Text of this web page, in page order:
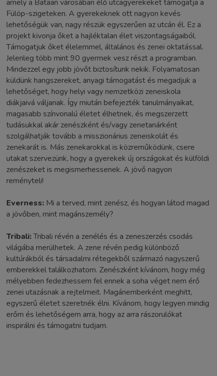
amely a Bataan városában élő utcagyerekeket támogatja a
Fülöp-szigeteken. A gyerekeknek ott nagyon kevés
lehetőségük van, nagy részük egyszerűen az utcán él. Ez a
projekt kivonja őket a hajléktalan élet viszontagságaiból.
Támogatjuk őket élelemmel, általános és zenei oktatással.
Jelenleg több mint 90 gyermek vesz részt a programban.
Mindezzel egy jobb jövőt biztosítunk nekik. Folyamatosan
küldünk hangszereket, anyagi támogatást és megadjuk a
lehetőséget, hogy helyi vagy nemzetközi zeneiskola
diákjaivá váljanak. Így miután befejezték tanulmányaikat,
magasabb színvonalú életet élhetnek, és megszerzett
tudásukkal akár zenészként és/vagy zenetanárként
szolgálhatják tovább a misszionárius zeneiskolát és
zenekarát is. Más zenekarokkal is közreműködünk, csere
utakat szervezünk, hogy a gyerekek új országokat és külföldi
zenészeket is megismerhessenek. A jövő nagyon
reményteli!
Everness: Mi a terved, mint zenész, és hogyan látod magad
a jövőben, mint magánszemély?
Tribali:Tribali révén a zenélés és a zeneszerzés csodás
világába merülhetek. A zene révén pedig különböző
kultúrákból és társadalmi rétegekből származó nagyszerű
emberekkel találkozhatom. Zenészként kívánom, hogy még
mélyebben fedezhessem fel ennek a soha véget nem érő
zenei utazásnak a rejtelmeit. Magánemberként meghitt,
egyszerű életet szeretnék élni. Kívánom, hogy legyen mindig
erőm és lehetőségem arra, hogy az arra rászorulókat
inspirálni és támogatni tudjam.